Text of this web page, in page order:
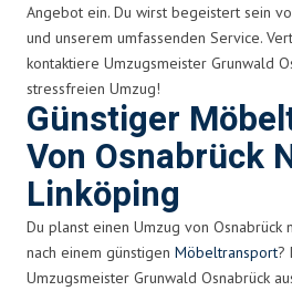
Angebot ein. Du wirst begeistert sein
und unserem umfassenden Service.
kontaktiere Umzugsmeister Grunwald
stressfreien Umzug!
Günstiger
Von Osnabrück
Linköping
Du planst einen Umzug von Osnabrück
nach einem günstigen Möbeltransport?
Umzugsmeister Grunwald Osnabrück